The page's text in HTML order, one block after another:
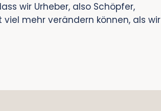
wir Urheber, also Schöpfer,
mehr verändern können, als wir